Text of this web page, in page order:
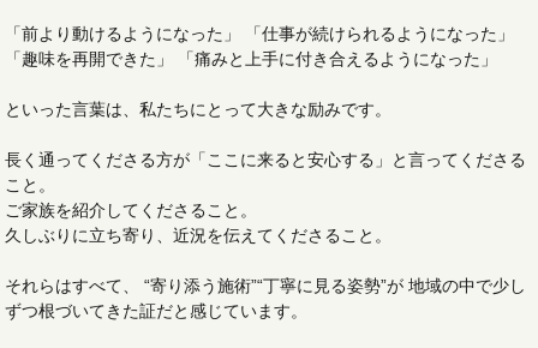
「前より動けるようになった」 「仕事が続けられるようになった」
「趣味を再開できた」 「痛みと上手に付き合えるようになった」
といった言葉は、私たちにとって大きな励みです。
長く通ってくださる方が「ここに来ると安心する」と言ってくださる
こと。
ご家族を紹介してくださること。
久しぶりに立ち寄り、近況を伝えてくださること。
それらはすべて、 “寄り添う施術”“丁寧に見る姿勢”が 地域の中で少し
ずつ根づいてきた証だと感じています。